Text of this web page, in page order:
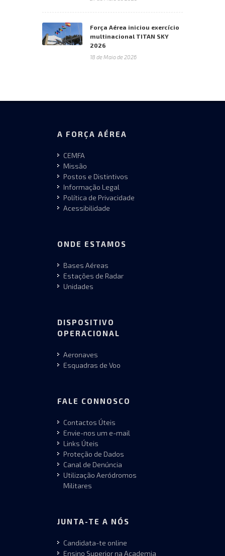
Força Aérea iniciou exercício
multinacional TITAN SKY
2026
18 de Maio de 2026
A FORÇA AÉREA
CEMFA
Missão
Postos e Distintivos
Informação Legal
Política de Privacidade
Acessibilidade
ONDE ESTAMOS
Bases Aéreas
Estações de Radar
Unidades
DISPOSITIVO
OPERACIONAL
Aeronaves
Esquadras de Voo
FALE CONNOSCO
Contactos Úteis
Envie-nos um e-mail
Links Úteis
Proteção de Dados
Canal de Denúncia
Utilização Aeródromos
Militares
JUNTA-TE A NÓS
Candidata-te online
Ensino Superior na Academia